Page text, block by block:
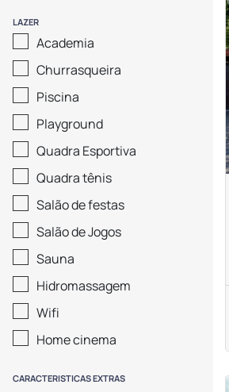
LAZER
Academia
Churrasqueira
Piscina
Playground
Quadra Esportiva
Quadra tênis
Salão de festas
Salão de Jogos
Sauna
Hidromassagem
Wifi
Home cinema
CARACTERISTICAS EXTRAS